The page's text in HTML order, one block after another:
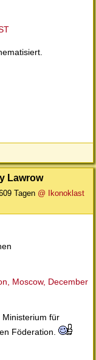
Lawrow
Tagen @ Ikonoklast
Moscow, December
Ministerium für
Föderation.